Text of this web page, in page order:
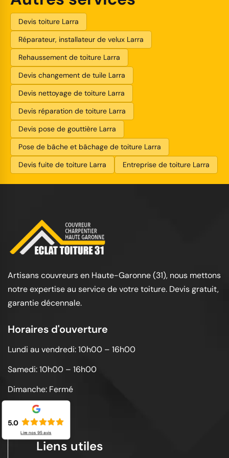
Devis toiture Larra
Réparateur, installateur de velux Larra
Rehaussement de toiture Larra
Devis changement de tuile Larra
Devis nettoyage de toiture Larra
Devis réparation de toiture Larra
Devis pose de gouttière Larra
Pose de bâche et bâchage de toiture Larra
Devis fuite de toiture Larra
Entreprise de toiture Larra
Artisans couvreurs en Haute-Garonne (31), nous mettons
notre expertise au service de votre toiture. Devis gratuit,
garantie décennale.
Horaires d'ouverture
Lundi au vendredi: 10h00 – 16h00
Samedi: 10h00 – 16h00
Dimanche: Fermé
Liens utiles
5.0
Lire nos 95avis